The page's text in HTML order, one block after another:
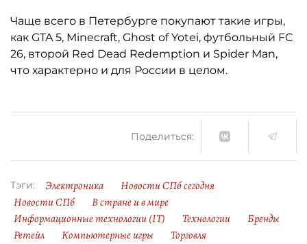
Чаще всего в Петербурге покупают такие игры,
как GTA 5, Minecraft, Ghost of Yotei, футбольный FC
26, второй Red Dead Redemption и Spider Man,
что характерно и для России в целом.
Поделиться:
Тэги: Электроника
Новости СПб сегодня
Новости СПб
В стране и в мире
Информационные технологии (IT)
Технологии
Бренды
Ретейл
Компьютерные игры Торговля